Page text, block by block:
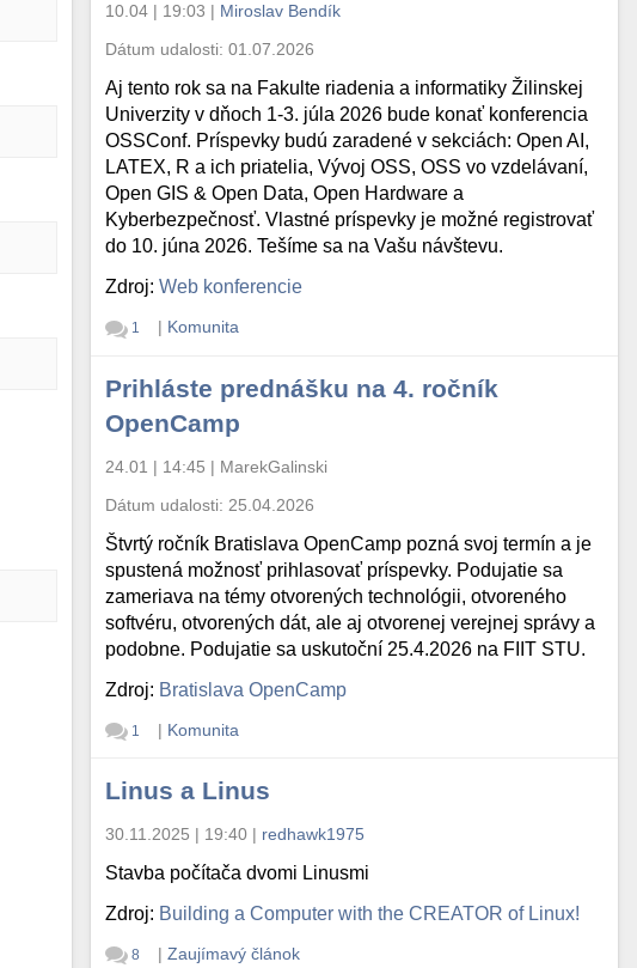
10.04 | 19:03 | Miroslav Bendík
Dátum udalosti:01.07.2026
Aj tento rok sa na Fakulte riadenia a informatiky Žilinskej
Univerzity v dňoch 1-3. júla 2026 bude konať konferencia
OSSConf. Príspevky budú zaradené v sekciách: Open AI,
LATEX, R a ich priatelia, Vývoj OSS, OSS vo vzdelávaní,
Open GIS & Open Data, Open Hardware a
Kyberbezpečnosť. Vlastné príspevky je možné registrovať
do 10. júna 2026. Tešíme sa na Vašu návštevu.
Zdroj:Web konferencie
1 | Komunita
Prihláste prednášku na 4. ročník
OpenCamp
24.01 | 14:45 | MarekGalinski
Dátum udalosti: 25.04.2026
Štvrtý ročník Bratislava OpenCamp pozná svoj termín a je
spustená možnosť prihlasovať príspevky. Podujatie sa
zameriava na témy otvorených technológii, otvoreného
softvéru, otvorených dát, ale aj otvorenej verejnej správy a
podobne. Podujatie sa uskutoční 25.4.2026 na FIIT STU.
Zdroj: Bratislava OpenCamp
1 | Komunita
Linus a Linus
30.11.2025 | 19:40 | redhawk1975
Stavba počítača dvomi Linusmi
Zdroj: Building a Computer with the CREATOR of Linux!
8 | Zaujímavý článok